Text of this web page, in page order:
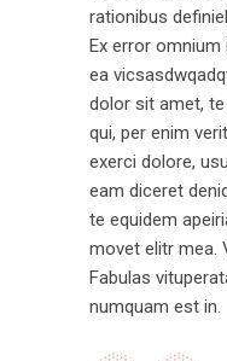
rationibus
Ex error omnium
ea
dolor sit amet,
qui, per enim
exerci dolore,
eam diceret
te equidem
movet elitr mea.
Fabulas
numquam est in.